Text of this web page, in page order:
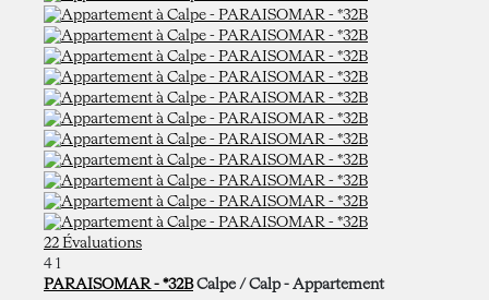
22 Évaluations
4 1
PARAISOMAR - *32B Calpe / Calp - Appartement